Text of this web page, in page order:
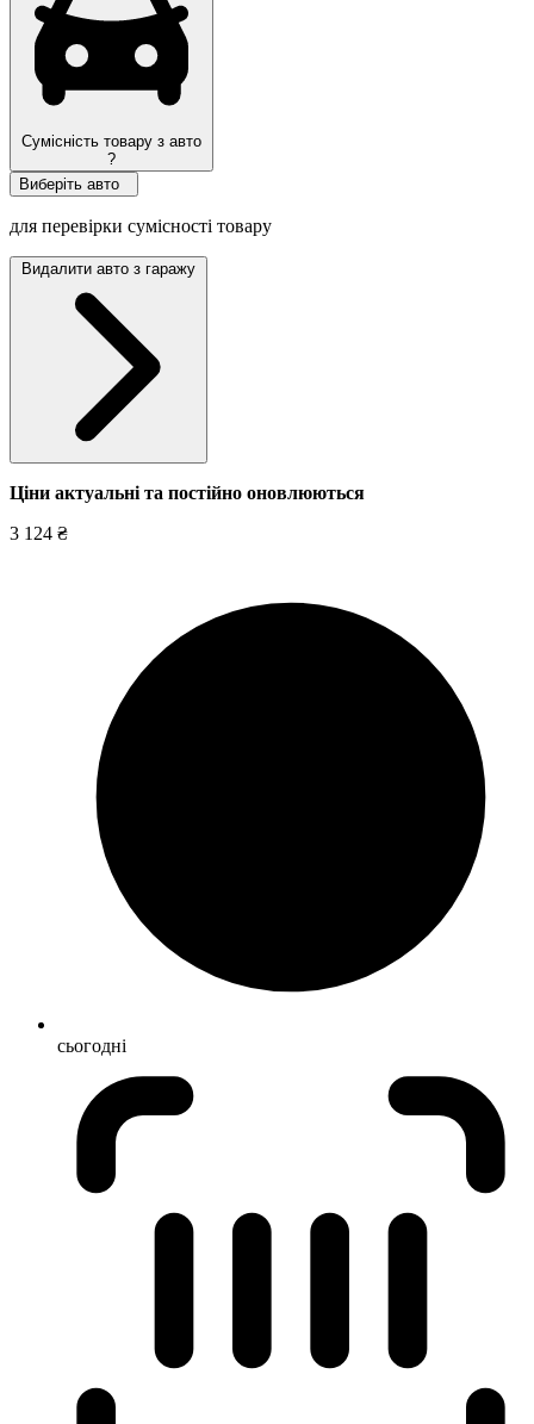
Сумісність товару з авто
?
Виберіть авто
для перевірки сумісності товару
Видалити авто з гаражу
Ціни актуальні та постійно оновлюються
3 124 ₴
сьогодні